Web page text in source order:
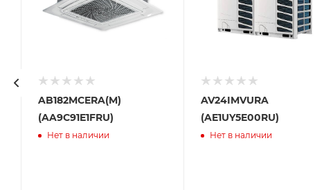
AB182MCERA(M)
(AA9C91E1FRU)
Нет в наличии
AV24IMVURA
(AE1UY5E00RU)
Нет в наличии